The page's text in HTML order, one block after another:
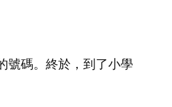
號碼。終於，到了小學